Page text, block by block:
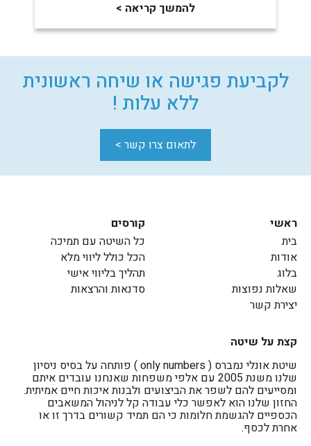
להמשך קריאה >
לקביעת פגישה או שיחה ראשונית
ללא עלות !
לתאום צרו קשר >
ראשי
בית
אודות
בלוג
שאלות נפוצות
יצירת קשר
קורסים
כל השיטה עם תמיכה
הכל כולל ליווי מלא
תהליך בליווי אישי
סדנאות והרצאות
קצת על שיטה
שיטת אונלי נמברס ( only numbers ) פותחה על בסיס ניסיון
שלנו משנת 2005 עם אלפי משפחות שאנחנו עובדים איתם
ומסייעים להם לשפר את הביצועים ולבנות איכות חיים אמיתית.
החזון שלנו הוא לאפשר כלי עבודה קל לניהול המשאבים
הכספיים להגשמת חלומות כי הם תמיד קשורים בדרך זו או
אחרת לכסף.